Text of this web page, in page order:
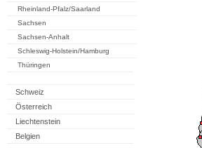
Rheinland-Pfalz/Saarland
Sachsen
Sachsen-Anhalt
Schleswig-Holstein/Hamburg
Thüringen
Schweiz
Österreich
Liechtenstein
Belgien